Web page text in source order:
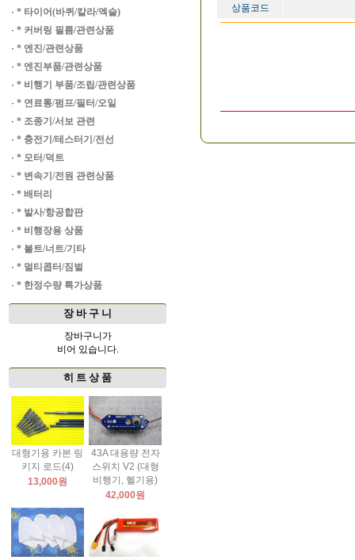
· * 타이어(바퀴/칼라/엑슬)
· * 커버링 필름/관련상품
· * 엔진/관련상품
· * 엔진부품/관련상품
· * 비행기 부품/조립/관련상품
· * 연료통/펌프/필터/오일
· * 조종기/서보 관련
· * 충전기/테스터기/전선
· * 모터/덕트
· * 변속기/전원 관련상품
· * 배터리
· * 발사/항공합판
· * 비행장용 상품
· * 볼트/너트/기타
· * 멀티콥터/짐벌
· * 한정수량 특가상품
장 바 구 니
장바구니가
비어 있습니다.
히 트 상 품
대형기용 카본 링
키지 로드(4)
13,000원
43A 대용량 전자
스위치 V2 (대형
비행기, 헬기용)
42,000원
상품코드